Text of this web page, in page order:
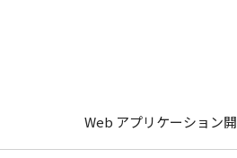
Web アプリケーション